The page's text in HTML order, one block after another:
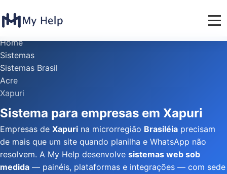
Home
Sistemas
Sistemas Brasil
Acre
Xapuri
Sistema para empresas em Xapuri
Empresas de Xapuri na microrregião Brasiléia precisam
de mais que um site quando planilha e WhatsApp não
resolvem. A My Help desenvolve sistemas web sob
medida — painéis, plataformas e integrações — com sede